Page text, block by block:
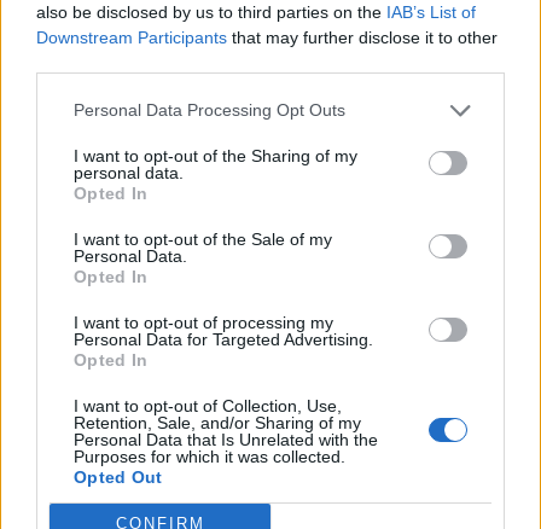
also be disclosed by us to third parties on the IAB’s List of
Downstream Participants that may further disclose it to other
Personal Data Processing Opt Outs
I want to opt-out of the Sharing of my
personal data.
Opted In
I want to opt-out of the Sale of my
Personal Data.
Opted In
I want to opt-out of processing my
Personal Data for Targeted Advertising.
Opted In
I want to opt-out of Collection, Use,
Retention, Sale, and/or Sharing of my
Personal Data that Is Unrelated with the
Purposes for which it was collected.
Opted Out
CONFIRM
Afficher la carte